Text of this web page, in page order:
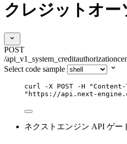
クレジットオー
POST
/
Select code sample
curl -X POST -H "
" https://api.next-
ネクストエンジン API ゲー